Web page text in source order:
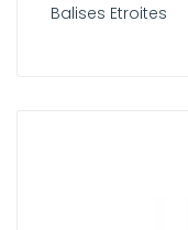
Balises Etroites